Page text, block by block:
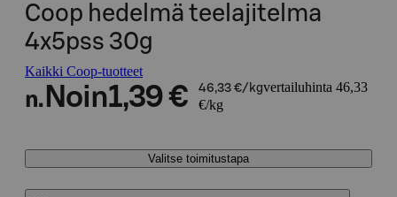
Coop hedelmä teelajitelma
4x5pss 30g
Kaikki Coop-tuotteet
n. Noin1,39 € 46,33 €/kgvertailuhinta 46,33
€/kg
Valitse toimitustapa